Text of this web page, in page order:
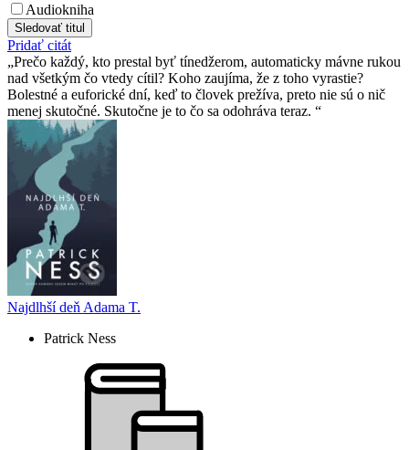
Audiokniha
Sledovať titul
Pridať citát
Prečo každý, kto prestal byť tínedžerom, automaticky mávne rukou
nad všetkým čo vtedy cítil? Koho zaujíma, že z toho vyrastie?
Bolestné a euforické dní, keď to človek prežíva, preto nie sú o nič
menej skutočné. Skutočne je to čo sa odohráva teraz.
Najdlhší deň Adama T.
Patrick Ness